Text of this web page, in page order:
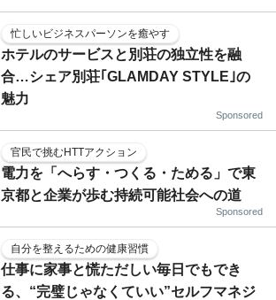
忙しいビジネスパーソンを癒やす
ホテルのサービスと別荘の独立性を融
合…シェア別荘｢GLAMDAY STYLE｣の
魅力
Sponsored
官民で挑むHTTアクション
電力を「へらす・つくる・ためる」で東
京都と企業が歩む持続可能社会への道
Sponsored
自分を整えるための健康習慣
仕事に家事と慌ただしい毎日でもでき
る、“完璧じゃなくていい”セルフマネジ